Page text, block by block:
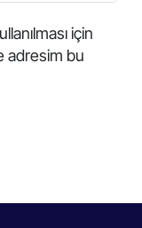
için
adresim bu